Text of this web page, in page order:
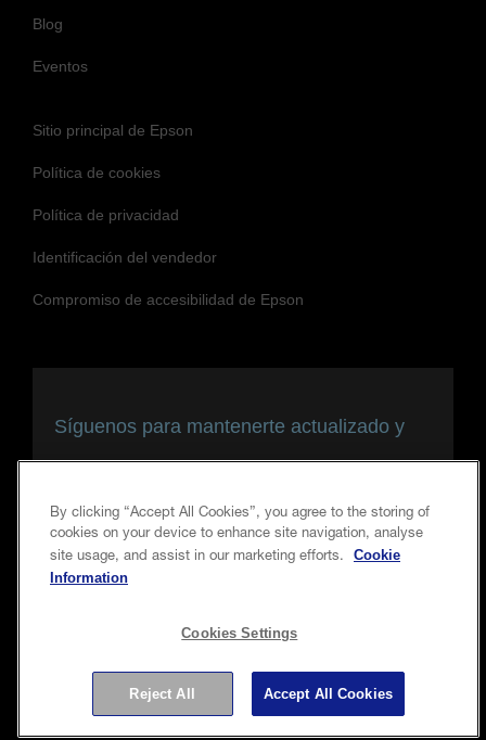
Blog
Eventos
Sitio principal de Epson
Política de cookies
Política de privacidad
Identificación del vendedor
Compromiso de accesibilidad de Epson
Síguenos para mantenerte actualizado y
Copyright © 2026 Seiko Epson Corporation. Todos los
derechos reservados.
By clicking “Accept All Cookies”, you agree to the storing of
cookies on your device to enhance site navigation, analyse
site usage, and assist in our marketing efforts.
Cookie
Information
Cookies Settings
Reject All Accept All Cookies